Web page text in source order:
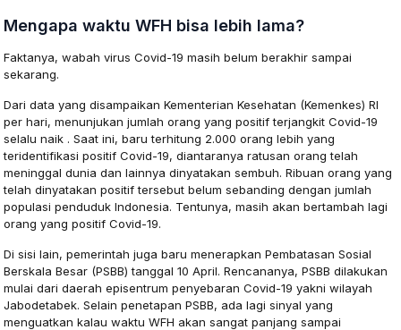
Mengapa waktu WFH bisa lebih lama?
Faktanya, wabah virus Covid-19 masih belum berakhir sampai
sekarang.
Dari data yang disampaikan Kementerian Kesehatan (Kemenkes) RI
per hari, menunjukan jumlah orang yang positif terjangkit Covid-19
selalu naik . Saat ini, baru terhitung 2.000 orang lebih yang
teridentifikasi positif Covid-19, diantaranya ratusan orang telah
meninggal dunia dan lainnya dinyatakan sembuh. Ribuan orang yang
telah dinyatakan positif tersebut belum sebanding dengan jumlah
populasi penduduk Indonesia. Tentunya, masih akan bertambah lagi
orang yang positif Covid-19.
Di sisi lain, pemerintah juga baru menerapkan Pembatasan Sosial
Berskala Besar (PSBB) tanggal 10 April. Rencananya, PSBB dilakukan
mulai dari daerah episentrum penyebaran Covid-19 yakni wilayah
Jabodetabek. Selain penetapan PSBB, ada lagi sinyal yang
menguatkan kalau waktu WFH akan sangat panjang sampai